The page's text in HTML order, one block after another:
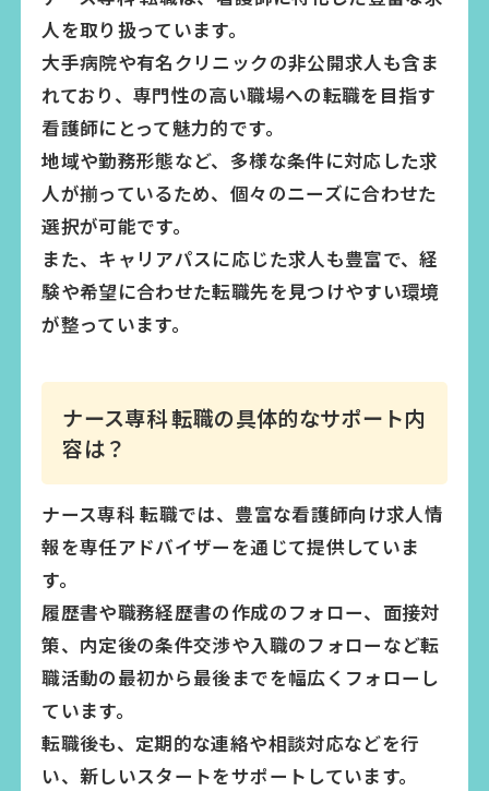
人を取り扱っています。
大手病院や有名クリニックの非公開求人も含ま
れており、専門性の高い職場への転職を目指す
看護師にとって魅力的です。
地域や勤務形態など、多様な条件に対応した求
人が揃っているため、個々のニーズに合わせた
選択が可能です。
また、キャリアパスに応じた求人も豊富で、経
験や希望に合わせた転職先を見つけやすい環境
が整っています。
ナース専科 転職の具体的なサポート内
容は？
ナース専科 転職では、豊富な看護師向け求人情
報を専任アドバイザーを通じて提供していま
す。
履歴書や職務経歴書の作成のフォロー、面接対
策、内定後の条件交渉や入職のフォローなど転
職活動の最初から最後までを幅広くフォローし
ています。
転職後も、定期的な連絡や相談対応などを行
い、新しいスタートをサポートしています。